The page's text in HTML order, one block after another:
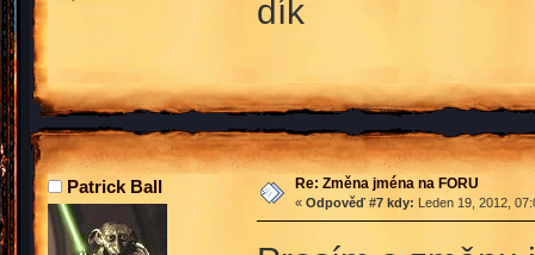
dík
Patrick Ball Re: Změna jména na FORU
« Odpověď #7 kdy: Leden 19, 2012,